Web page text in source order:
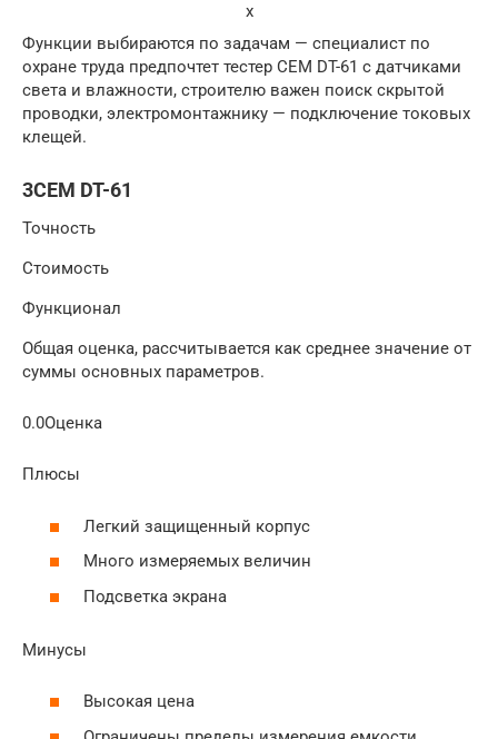
x
Функции выбираются по задачам — специалист по
охране труда предпочтет тестер CEM DT-61 с датчиками
света и влажности, строителю важен поиск скрытой
проводки, электромонтажнику — подключение токовых
клещей.
3CEM DT-61
Точность
Стоимость
Функционал
Общая оценка, рассчитывается как среднее значение от
суммы основных параметров.
0.0Оценка
Плюсы
Легкий защищенный корпус
Много измеряемых величин
Подсветка экрана
Минусы
Высокая цена